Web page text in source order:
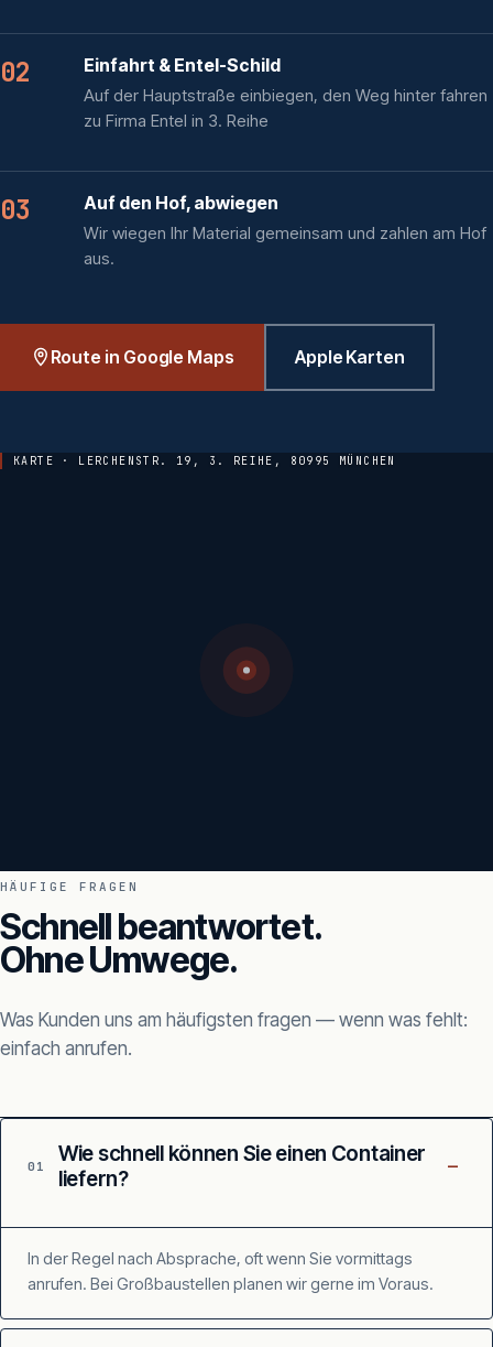
02 Einfahrt & Entel-Schild
Auf der Hauptstraße einbiegen, den Weg hinter fahren
zu Firma Entel in 3. Reihe
03 Auf den Hof, abwiegen
Wir wiegen Ihr Material gemeinsam und zahlen am Hof
aus.
Route in Google Maps Apple Karten
KARTE · LERCHENSTR. 19, 3. REIHE, 80995 MÜNCHEN
HÄUFIGE FRAGEN
Schnell beantwortet.
Ohne Umwege.
Was Kunden uns am häufigsten fragen — wenn was fehlt:
einfach anrufen.
01
Wie schnell können Sie einen Container
liefern?
–
In der Regel nach Absprache, oft wenn Sie vormittags
anrufen. Bei Großbaustellen planen wir gerne im Voraus.